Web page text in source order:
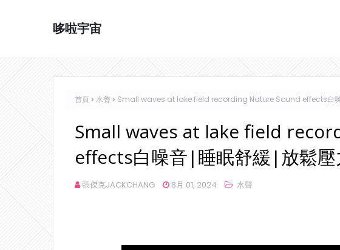
哆啦宇宙
首頁 水聲 Small waves at lake field recording Nature Sound effects白噪
Small waves at lake field
effects白噪音|睡眠舒緩|放鬆
張傑克JACKCHANG 8月 01, 2024 水聲